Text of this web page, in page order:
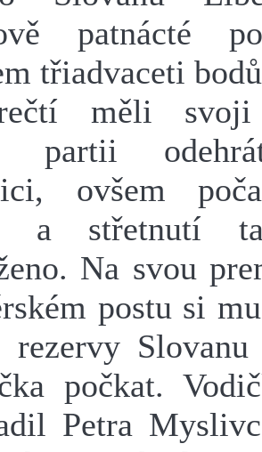
patnácté
třiadvaceti
měli
partii
ovšem
a střetnutí
Na svou
postu si
rezervy Slovanu
počkat.
Petra